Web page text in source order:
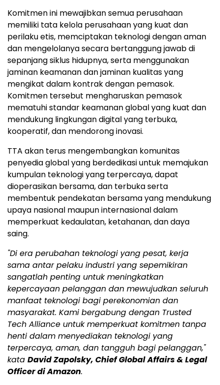
Komitmen ini mewajibkan semua perusahaan
memiliki tata kelola perusahaan yang kuat dan
perilaku etis, memciptakan teknologi dengan aman
dan mengelolanya secara bertanggung jawab di
sepanjang siklus hidupnya, serta menggunakan
jaminan keamanan dan jaminan kualitas yang
mengikat dalam kontrak dengan pemasok.
Komitmen tersebut mengharuskan pemasok
mematuhi standar keamanan global yang kuat dan
mendukung lingkungan digital yang terbuka,
kooperatif, dan mendorong inovasi.
TTA akan terus mengembangkan komunitas
penyedia global yang berdedikasi untuk memajukan
kumpulan teknologi yang terpercaya, dapat
dioperasikan bersama, dan terbuka serta
membentuk pendekatan bersama yang mendukung
upaya nasional maupun internasional dalam
memperkuat kedaulatan, ketahanan, dan daya
saing.
"Di era perubahan teknologi yang pesat, kerja
sama antar pelaku industri yang sepemikiran
sangatlah penting untuk meningkatkan
kepercayaan pelanggan dan mewujudkan seluruh
manfaat teknologi bagi perekonomian dan
masyarakat. Kami bergabung dengan Trusted
Tech Alliance untuk memperkuat komitmen tanpa
henti dalam menyediakan teknologi yang
terpercaya, aman, dan tangguh bagi pelanggan,"
kata David Zapolsky, Chief Global Affairs & Legal
Officer di Amazon.